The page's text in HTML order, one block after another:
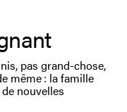
pas grand-chose,
même : la famille
nouvelles